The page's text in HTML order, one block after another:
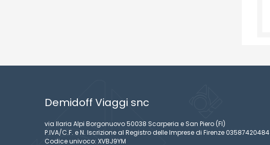
Demidoff Viaggi snc
via Ilaria Alpi Borgonuovo 50038 Scarperia e San Piero (FI)
P.IVA/C.F. e N. Iscrizione al Registro delle Imprese di Firenze 03587420484
Codice univoco: XVBJ9YM